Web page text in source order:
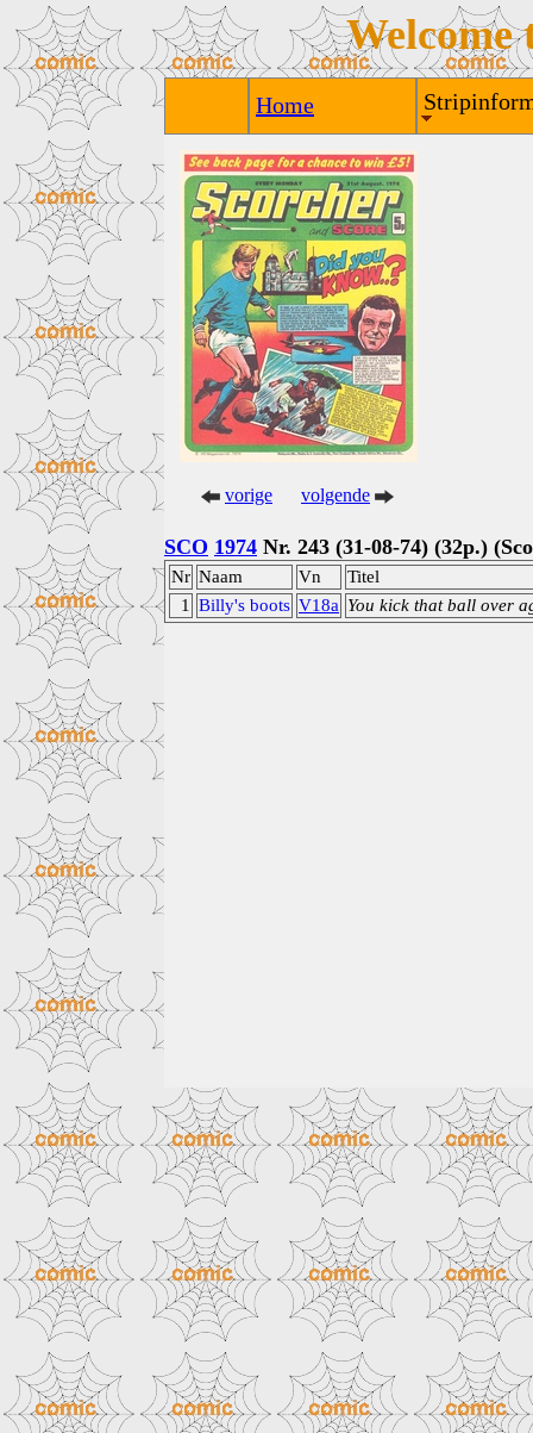
Welcome
Home
vorige volgende
SCO 1974 Nr. 243 (31-08-74) (32p.)
Nr Naam Vn
Titel
1
Billy's boots V18a You kick that ball over